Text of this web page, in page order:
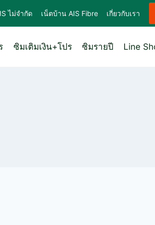
ไม่จำกัด เน็ตบ้าน AIS Fibre เกี่ยวกับเรา
ซิมเติมเงิน+โปร ซิมรายปี Line